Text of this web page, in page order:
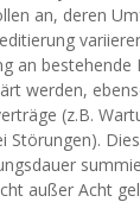
an, deren
an bestehende
werden,
(z.B.
Störungen).
außer Acht